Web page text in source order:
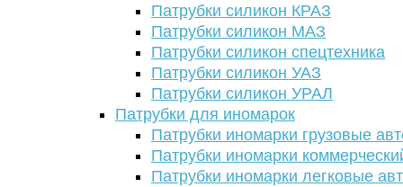
Патрубки силикон КРАЗ
Патрубки силикон МАЗ
Патрубки силикон спецтехника
Патрубки силикон УАЗ
Патрубки силикон УРАЛ
Патрубки для иномарок
Патрубки иномарки грузовые
Патрубки иномарки
Патрубки иномарки легковые